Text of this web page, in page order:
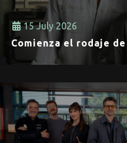
15 July 2026
Comienza el rodaje